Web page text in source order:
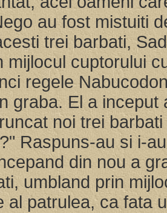
au fost mistuiti
trei barbati,
mijlocul cuptorului
regele
graba. El a
noi trei
Raspuns-au si i-
din nou a
umbland prin
al patrulea, ca fata